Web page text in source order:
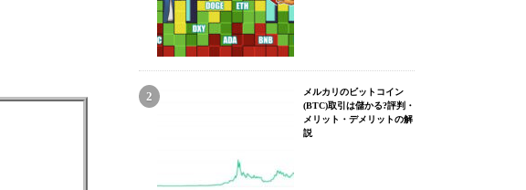
メルカリのビットコイン
(BTC)取引は儲かる?評判・
メリット・デメリットの解
説